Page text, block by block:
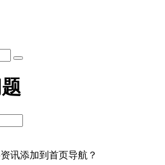
讯添加到首页导航？